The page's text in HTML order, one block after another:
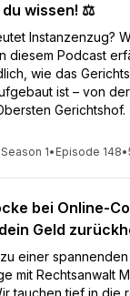
du wissen! ⚖️
Instanzenzug?
diesem Podcast
wie das
ist – von
Gerichtshof.
Season 1• Episode 148•
bei Online-
Geld
einer
mit Rechtsanwalt
tauchen tief in die